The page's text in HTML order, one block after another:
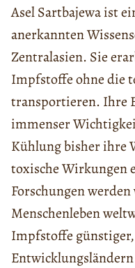
Asel Sartbajewa ist
anerkannten
Zentralasien. Sie
Impfstoffe ohne die
transportieren. Ihre
immenser
Kühlung bisher ihre
toxische Wirkungen
Forschungen
Menschenleben
Impfstoffe günstiger,